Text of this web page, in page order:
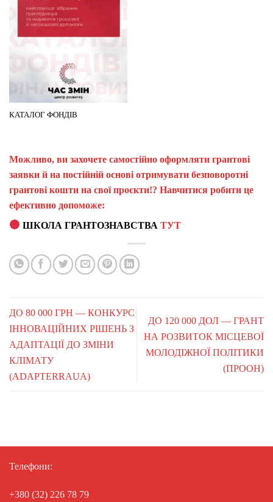
КАТАЛОГ ФОНДІВ
Можливо, ви захочете самостійно оформляти грантові
заявки й на постійній основі отримувати безповоротні
грантові кошти на свої проєкти!? Навчитися робити це
ефективно допоможе:
ШКОЛА ГРАНТОЗНАВСТВАТУТ
ДО 80 000 ГРН — КОНКУРС
ІННОВАЦІЙНИХ РІШЕНЬ З
АДАПТАЦІЇ ДО ЗМІНИ
КЛІМАТУ
(ADAPTERRAUA)
ДО 120 000 ДОЛ — ГРАНТ
НА РОЗВИТОК МІСЦЕВОЇ
МОЛОДІЖНОЇ ПОЛІТИКИ
(ПРООН)
Телефони:
+380 (32) 226 78 79